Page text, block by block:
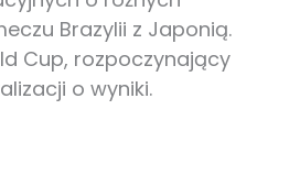
Brazylii z Japonią.
Cup, rozpoczynający
o wyniki.